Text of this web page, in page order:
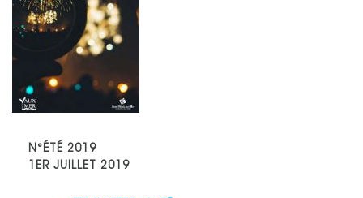
N°ÉTÉ 2019
1ER JUILLET 2019